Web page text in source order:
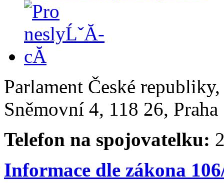
Parlament České
Sněmovní 4, 118 26,
Telefon na spojovatelku:
Informace dle zákona